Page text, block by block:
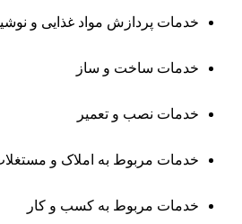
خدمات پردازش مواد غذایی و
خدمات ساخت و ساز
خدمات نصب و تعمیر
خدمات مربوط به املاک و
خدمات مربوط به کسب و کار